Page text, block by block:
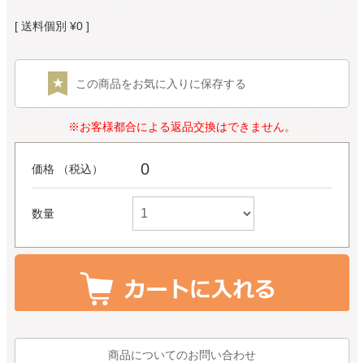
送料個別 ¥0
この商品をお気に入りに保存する
※お客様都合による返品交換はできません。
価格 （税込） 0
数量
商品についてのお問い合わせ